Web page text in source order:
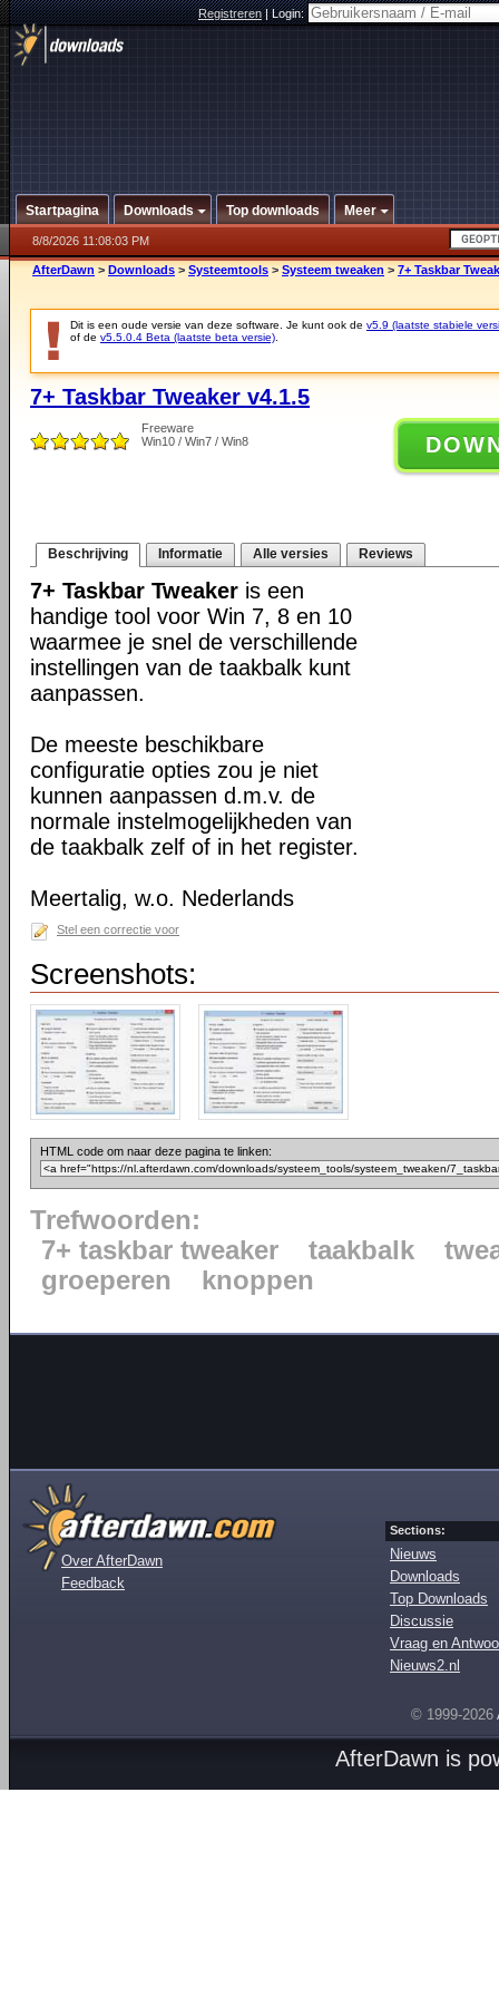
Registreren|Login:
Startpagina Downloads Top downloads Meer
8/8/2026 11:08:03 PM
AfterDawn > Downloads > Systeemtools > Systeem tweaken > 7+ Taskbar
Dit is een oude versie van deze software. Je kunt ook de v5.9 (laatste stabiele
of de v5.5.0.4 Beta (laatste beta versie)
7+ Taskbar Tweaker v4.1.5
Freeware
Win10 / Win7 / Win8
Beschrijving Informatie Alle versies Reviews
7+ Taskbar Tweaker is een
handige tool voor Win 7, 8 en 10
waarmee je snel de verschillende
instellingen van de taakbalk kunt
aanpassen.
De meeste beschikbare
configuratie opties zou je niet
kunnen aanpassen d.m.v. de
normale instelmogelijkheden van
de taakbalk zelf of in het register.
Meertalig, w.o. Nederlands
Stel een correctie voor
Screenshots:
HTML code om naar deze pagina te linken:
Trefwoorden:
7+ taskbar tweaker
taakbalk
groeperen
knoppen
Over AfterDawn
Feedback
Sections:
Nieuws
Downloads
Top Downloads
Discussie
Vraag en
Nieuws2.nl
© 1999-2026
AfterDawn is